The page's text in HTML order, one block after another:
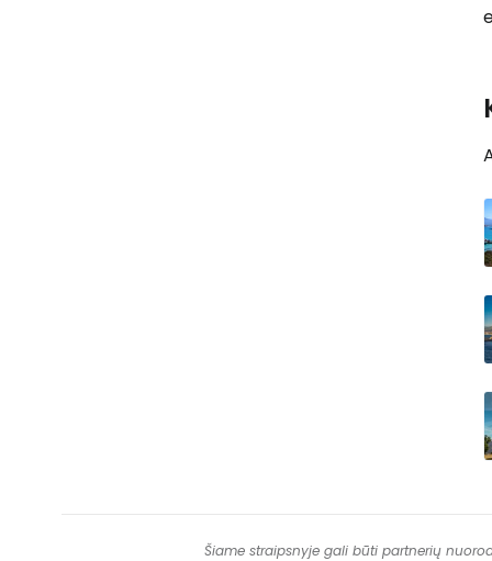
Šiame straipsnyje gali būti partnerių